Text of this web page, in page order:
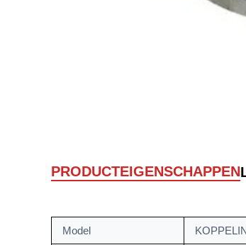
PRODUCTEIGENSCHAPPEN
Model